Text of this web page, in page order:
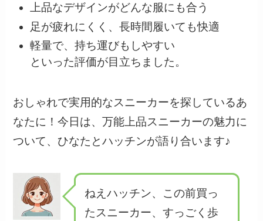
上品なデザインがどんな服にも合う
足が疲れにくく、長時間履いても快適
軽量で、持ち運びもしやすい
といった評価が目立ちました。
おしゃれで実用的なスニーカーを探しているあ
なたに！今日は、万能上品スニーカーの魅力に
ついて、ひなたとハッチンが語り合います♪
ねえハッチン、この前買っ
たスニーカー、すっごく歩